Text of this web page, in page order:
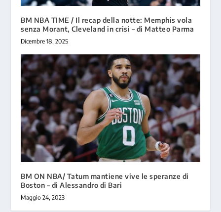
BM NBA TIME / Il recap della notte: Memphis vola
senza Morant, Cleveland in crisi – di Matteo Parma
Dicembre 18, 2025
BM ON NBA/ Tatum mantiene vive le speranze di
Boston – di Alessandro di Bari
Maggio 24, 2023